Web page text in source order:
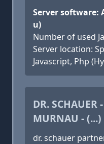
Server software:
u)
Number of used
Server location:
Javascript, Php
DR.
MURNAU - (...)
dr. schauer